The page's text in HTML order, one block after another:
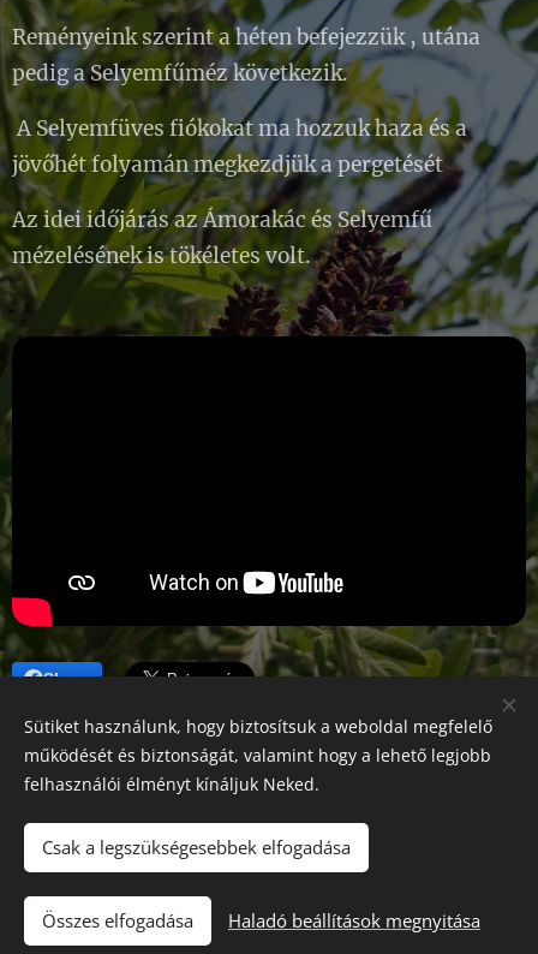
Reményeink szerint a héten befejezzük , utána
pedig a Selyemfűméz következik.
A Selyemfüves fiókokat ma hozzuk haza és a
jövőhét folyamán megkezdjük a pergetését
Az idei időjárás az Ámorakác és Selyemfű
mézelésének is tökéletes volt.
Share
Mészáros Angéla méhész
5008 Szolnok Krúdy Gyula út 3/a
06204518108
Az oldalt a Webnodeműködteti Sütik
Sütiket használunk, hogy biztosítsuk a weboldal megfelelő
működését és biztonságát, valamint hogy a lehető legjobb
felhasználói élményt kínáljuk Neked.
Csak a legszükségesebbek elfogadása
Összes elfogadása Haladó beállítások megnyitása